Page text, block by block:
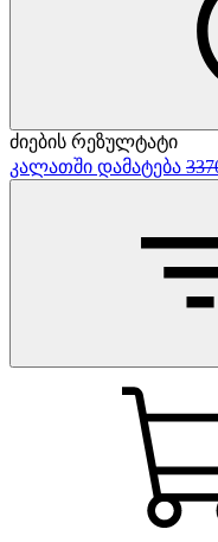
ძიების რეზულტატი
კალათში დამატება